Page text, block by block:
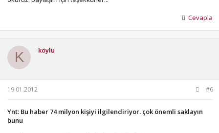
Cevapla
K köylü
19.01.2012 #6
Ynt: Bu haber 74 milyon kişiyi ilgilendiriyor. çok önemli saklayın
bunu